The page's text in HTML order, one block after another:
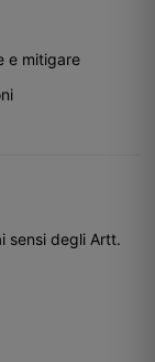
e mitigare
sensi degli Artt.